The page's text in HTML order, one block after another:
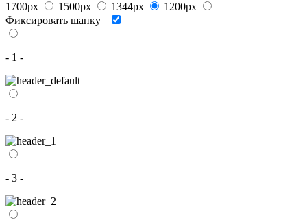
1700px
1500px 1344px
1200px
Фиксировать шапку
- 1 -
- 2 -
- 3 -